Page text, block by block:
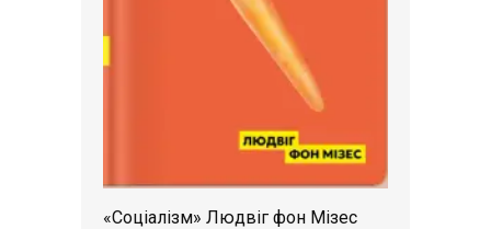
«Соціалізм» Людвіг фон Мізес